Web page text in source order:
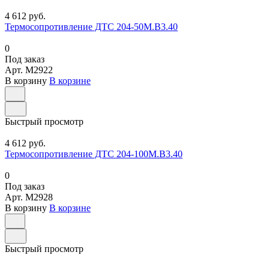
4 612 руб.
Термосопротивление ДТС 204-50М.В3.40
0
Под заказ
Арт. M2922
В корзину В корзине
Быстрый просмотр
4 612 руб.
Термосопротивление ДТС 204-100М.В3.40
0
Под заказ
Арт. M2928
В корзину В корзине
Быстрый просмотр